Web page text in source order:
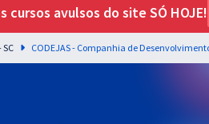
cursos avulsos do site SÓ HOJE!